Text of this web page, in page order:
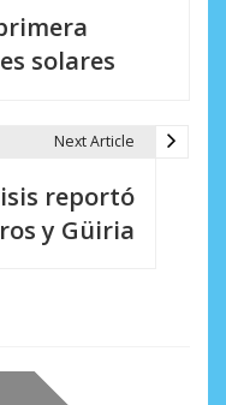
solares
Next Article
reportó
y Güiria